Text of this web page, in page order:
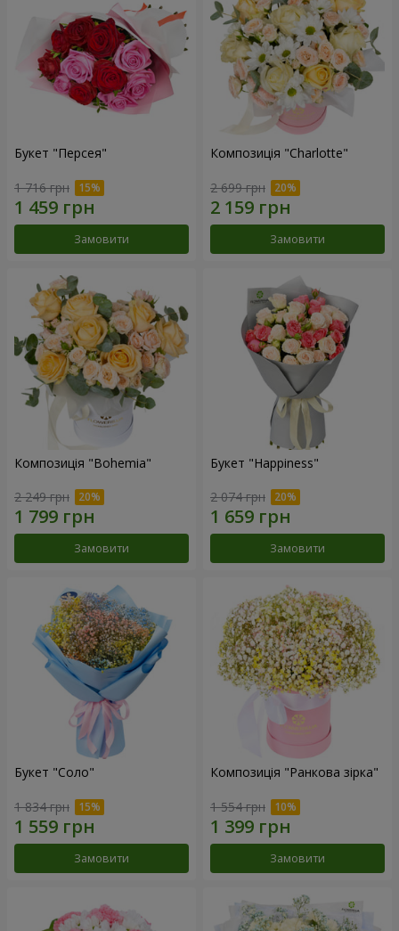
Букет "Персея"
1 716 грн
Замовити
Композиція "Charlotte"
2 699 грн
Замовити
Композиція "Bohemia"
2 249 грн
Замовити
Букет "Happiness"
2 074 грн
Замовити
Букет "Соло"
1 834 грн
Замовити
Композиція "Ранкова зірка"
1 554 грн
Замовити